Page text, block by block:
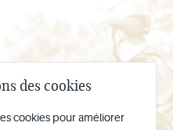
des cookies
cookies pour améliorer